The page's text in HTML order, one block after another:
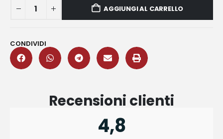
AGGIUNGI AL CARRELLO
CONDIVIDI
Recensioni clienti
4,8